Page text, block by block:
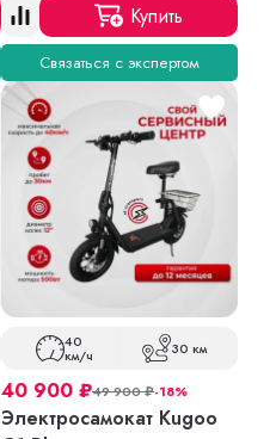
Купить
Связаться с экспертом
40
км/ч 30 км
40 900 ₽49 900₽-18%
Электросамокат Kugoo